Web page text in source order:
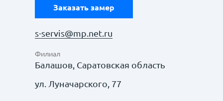
Заказать замер
s-servis@mp.net.ru
Филиал
Балашов, Саратовская область
ул. Луначарского, 77